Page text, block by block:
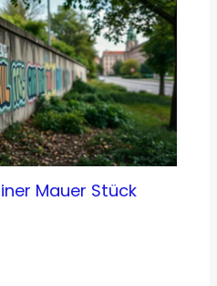
Mauer Stück